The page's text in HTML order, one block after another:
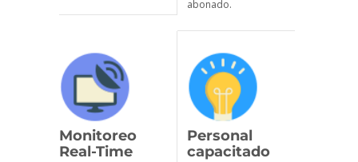
abonado.
Monitoreo
Real-Time
Personal
capacitado